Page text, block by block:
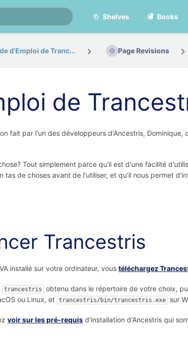
Shelves Books
d'Emploi de Tranc... Page Revisions
de
fait par l'un des développeurs d'Ancestris, Dominique,
Tout simplement parce qu'il est d'une facilité
tas de choses avant de l'utiliser, et qu'il nous permet
Trancestris
installé sur votre ordinateur, vous téléchargez
trancestris obtenu dans le répertoire de votre choix,
ou Linux, et trancestris/bin/trancestris.exe sur
voir sur les pré-requis d'installation d'Ancestris qui